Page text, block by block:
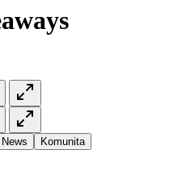
Komunita